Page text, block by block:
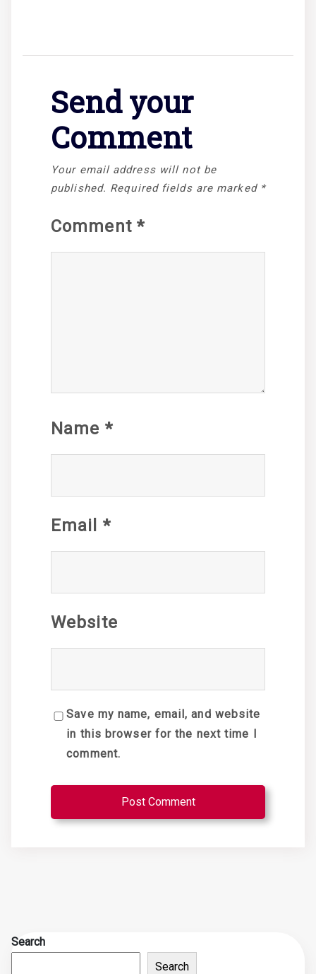
Send your
Comment
Your email address will not be
published. Required fields are marked *
Comment *
Name *
Email *
Website
Save my name, email, and website
in this browser for the next time I
comment.
Search
Search